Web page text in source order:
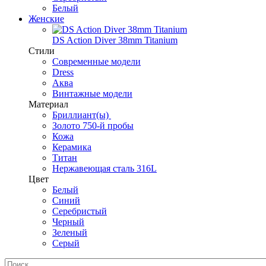
Белый
Женские
DS Action Diver 38mm Titanium
Стили
Современные модели
Dress
Аква
Винтажные модели
Материал
Бриллиант(ы)
Золото 750-й пробы
Кожа
Керамика
Титан
Нержавеющая сталь 316L
Цвет
Белый
Синий
Серебристый
Черный
Зеленый
Серый